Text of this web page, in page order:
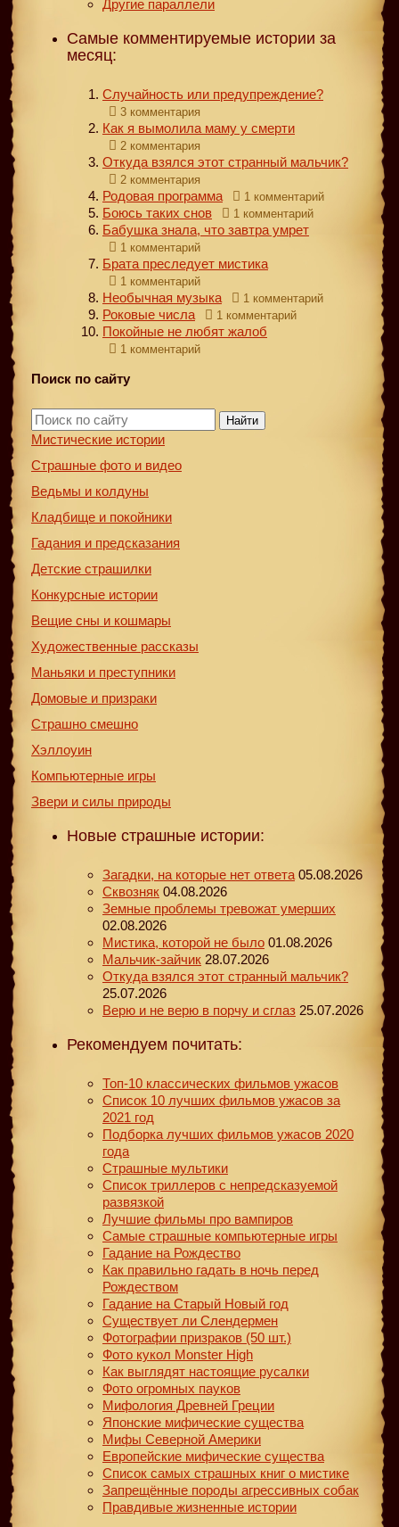
Другие параллели
Самые комментируемые истории за
месяц:
Случайность или предупреждение?
3 комментария
Как я вымолила маму у смерти
2 комментария
Откуда взялся этот странный мальчик?
2 комментария
Родовая программа 1 комментарий
Боюсь таких снов 1 комментарий
Бабушка знала, что завтра умрет
1 комментарий
Брата преследует мистика
1 комментарий
Необычная музыка 1 комментарий
Роковые числа 1 комментарий
Покойные не любят жалоб
1 комментарий
Поиск по сайту
Найти
Мистические истории
Страшные фото и видео
Ведьмы и колдуны
Кладбище и покойники
Гадания и предсказания
Детские страшилки
Конкурсные истории
Вещие сны и кошмары
Художественные рассказы
Маньяки и преступники
Домовые и призраки
Страшно смешно
Хэллоуин
Компьютерные игры
Звери и силы природы
Новые страшные истории:
Загадки, на которые нет ответа 05.08.2026
Сквозняк 04.08.2026
Земные проблемы тревожат умерших
02.08.2026
Мистика, которой не было 01.08.2026
Мальчик-зайчик 28.07.2026
Откуда взялся этот странный мальчик?
25.07.2026
Верю и не верю в порчу и сглаз 25.07.2026
Рекомендуем почитать:
Топ-10 классических фильмов ужасов
Список 10 лучших фильмов ужасов за
2021 год
Подборка лучших фильмов ужасов 2020
года
Страшные мультики
Список триллеров с непредсказуемой
развязкой
Лучшие фильмы про вампиров
Самые страшные компьютерные игры
Гадание на Рождество
Как правильно гадать в ночь перед
Рождеством
Гадание на Старый Новый год
Существует ли Слендермен
Фотографии призраков (50 шт.)
Фото кукол Monster High
Как выглядят настоящие русалки
Фото огромных пауков
Мифология Древней Греции
Японские мифические существа
Мифы Северной Америки
Европейские мифические существа
Список самых страшных книг о мистике
Запрещённые породы агрессивных собак
Правдивые жизненные истории